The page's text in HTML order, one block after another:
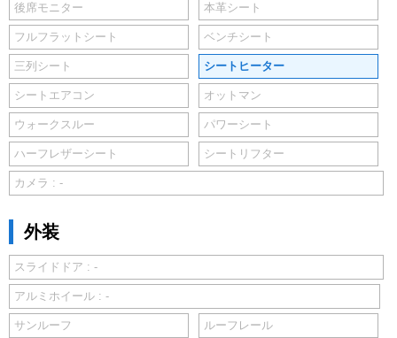
後席モニター 本革シート
フルフラットシート ベンチシート
三列シート シートヒーター
シートエアコン オットマン
ウォークスルー パワーシート
ハーフレザーシート シートリフター
カメラ : -
外装
スライドドア : -
アルミホイール : -
サンルーフ ルーフレール